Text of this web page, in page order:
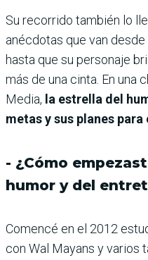
Su recorrido también lo
anécdotas que van
hasta que su personaje
más de una cinta. En una
Media, la estrella del
metas y sus planes para
- ¿Cómo
humor y del
Comencé en el 2012
con Wal Mayans y varios